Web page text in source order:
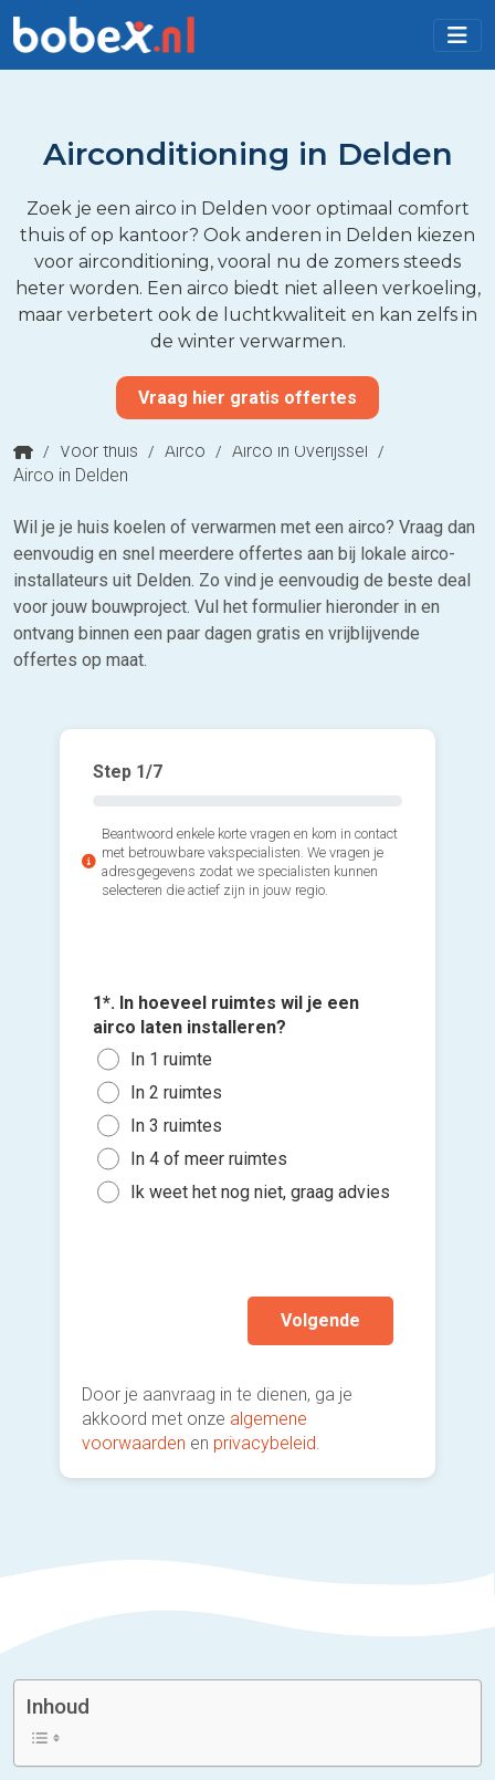
Airconditioning in Delden
Zoek je een airco in Delden voor optimaal comfort
thuis of op kantoor? Ook anderen in Delden kiezen
voor airconditioning, vooral nu de zomers steeds
heter worden. Een airco biedt niet alleen verkoeling,
maar verbetert ook de luchtkwaliteit en kan zelfs in
de winter verwarmen.
Vraag hier gratis offertes
/ Voor thuis / Airco / Airco in Overijssel /
Airco in Delden
Wil je je huis koelen of verwarmen met een airco? Vraag dan
eenvoudig en snel meerdere offertes aan bij lokale airco-
installateurs uit Delden. Zo vind je eenvoudig de beste deal
voor jouw bouwproject. Vul het formulier hieronder in en
ontvang binnen een paar dagen gratis en vrijblijvende
offertes op maat.
Step 1/7
Beantwoord enkele korte vragen en kom in contact
met betrouwbare vakspecialisten. We vragen je
adresgegevens zodat we specialisten kunnen
selecteren die actief zijn in jouw regio.
1*. In hoeveel ruimtes wil je een
airco laten installeren?
In 1 ruimte
In 2 ruimtes
In 3 ruimtes
In 4 of meer ruimtes
Ik weet het nog niet, graag advies
Volgende
Door je aanvraag in te dienen, ga je
akkoord met onze algemene
voorwaarden en privacybeleid.
Inhoud